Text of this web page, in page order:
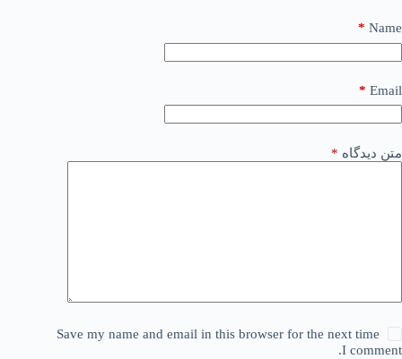
Name
*
Email
*
متن دیدگاه *
Save my name and email in this browser for the next time
I comment.